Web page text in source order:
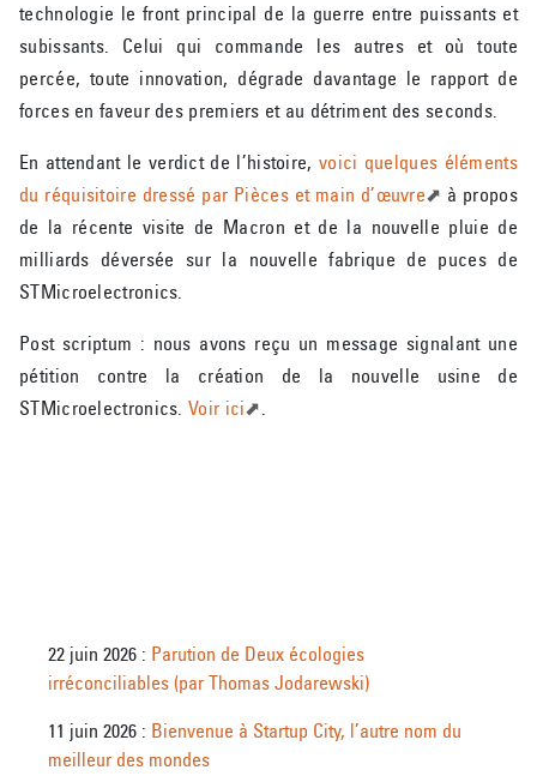
technologie le front principal de la guerre entre puissants et
subissants. Celui qui commande les autres et où toute
percée, toute innovation, dégrade davantage le rapport de
forces en faveur des premiers et au détriment des seconds.
En attendant le verdict de l’histoire, voici quelques éléments
du réquisitoire dressé par Pièces et main d’œuvre
à propos
de la récente visite de Macron et de la nouvelle pluie de
milliards déversée sur la nouvelle fabrique de puces de
STMicroelectronics.
Post scriptum : nous avons reçu un message signalant une
pétition contre la création de la nouvelle usine de
STMicroelectronics.Voir ici .
22 juin 2026 : Parution de Deux écologies
irréconciliables (par Thomas Jodarewski)
11 juin 2026 : Bienvenue à Startup City, l’autre nom du
meilleur des mondes